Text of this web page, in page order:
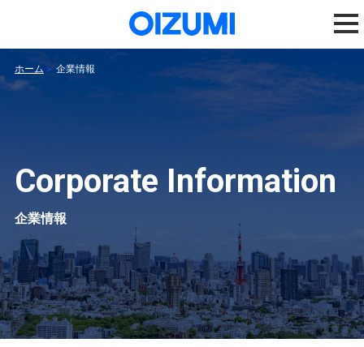
ホーム 企業情報
Corporate Information
企業情報